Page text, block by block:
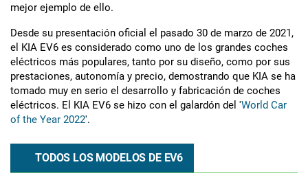
mejor ejemplo de ello.
Desde su presentación oficial el pasado 30 de marzo de 2021,
el KIA EV6 es considerado como uno de los grandes coches
eléctricos más populares, tanto por su diseño, como por sus
prestaciones, autonomía y precio, demostrando que KIA se ha
tomado muy en serio el desarrollo y fabricación de coches
eléctricos. El KIA EV6 se hizo con el galardón del 'World Car
of the Year 2022'.
TODOS LOS MODELOS DE EV6